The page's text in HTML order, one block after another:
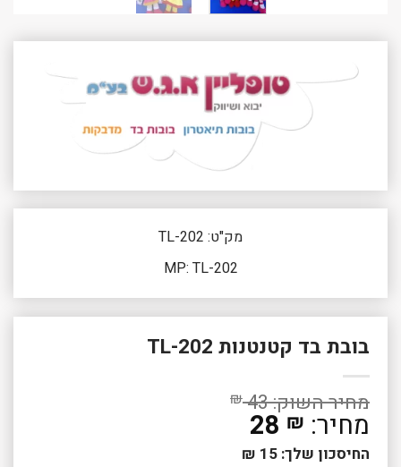
מק"ט: TL-202
MP: TL-202
בובת בד קטנטנות TL-202
43
₪
28 ₪
החיסכון שלך: ₪